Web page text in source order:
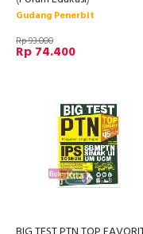
Gudang Penerbit
Rp 93.000
Rp 74.400